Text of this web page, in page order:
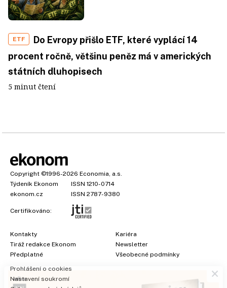
ETF
Do Evropy přišlo ETF, které vyplácí 14
procent ročně, většinu peněz má v amerických
státních dluhopisech
5 minut čtení
Copyright ©1996-2026 Economia, a.s.
Týdeník Ekonom
ISSN 1210-0714
ekonom.cz
ISSN 2787-9380
Certifikováno:
Kontakty
Tiráž redakce Ekonom
Předplatné
Kariéra
Newsletter
Všeobecné podmínky
Prohlášení o cookies
Nastavení soukromí